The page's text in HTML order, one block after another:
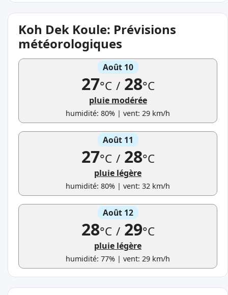
Koh Dek Koule: Prévisions
météorologiques
Août 10
27°C /28°C
pluie modérée
humidité: 80% | vent: 29 km/h
Août 11
27°C /28°C
pluie légère
humidité: 80% | vent: 32 km/h
Août 12
28°C /29°C
pluie légère
humidité: 77% | vent: 29 km/h